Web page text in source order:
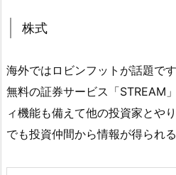
株式
海外ではロビンフットが話題で
無料の証券サービス「STREAM
ィ機能も備えて他の投資家とや
でも投資仲間から情報が得られ